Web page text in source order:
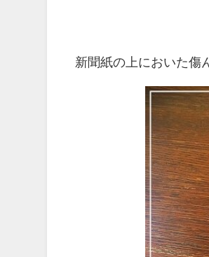
新聞紙の上においた傷